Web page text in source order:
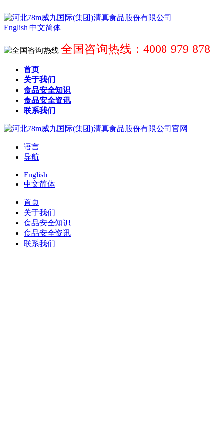
English 中文简体
全国咨询热线：4008-979-878
首页
关于我们
食品安全知识
食品安全资讯
联系我们
语言
导航
English
中文简体
首页
关于我们
食品安全知识
食品安全资讯
联系我们